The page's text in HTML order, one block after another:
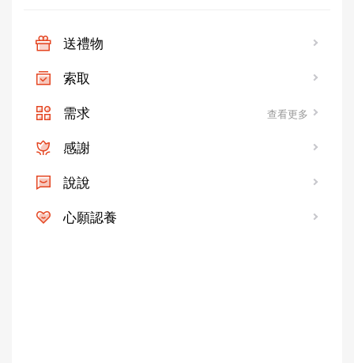
送禮物
索取
需求 查看更多
感謝
說說
心願認養